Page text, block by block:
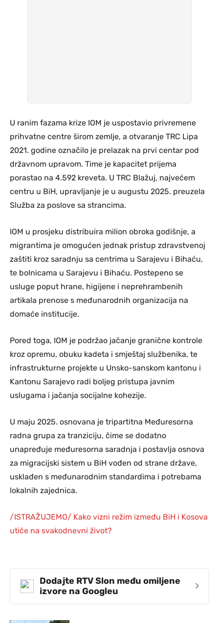
U ranim fazama krize IOM je uspostavio privremene
prihvatne centre širom zemlje, a otvaranje TRC Lipa
2021. godine označilo je prelazak na prvi centar pod
državnom upravom. Time je kapacitet prijema
porastao na 4.592 kreveta. U TRC Blažuj, najvećem
centru u BiH, upravljanje je u augustu 2025. preuzela
Služba za poslove sa strancima.
IOM u prosjeku distribuira milion obroka godišnje, a
migrantima je omogućen jednak pristup zdravstvenoj
zaštiti kroz saradnju sa centrima u Sarajevu i Bihaću,
te bolnicama u Sarajevu i Bihaću. Postepeno se
usluge poput hrane, higijene i neprehrambenih
artikala prenose s međunarodnih organizacija na
domaće institucije.
Pored toga, IOM je podržao jačanje granične kontrole
kroz opremu, obuku kadeta i smještaj službenika, te
infrastrukturne projekte u Unsko-sanskom kantonu i
Kantonu Sarajevo radi boljeg pristupa javnim
uslugama i jačanja socijalne kohezije.
U maju 2025. osnovana je tripartitna Međuresorna
radna grupa za tranziciju, čime se dodatno
unapređuje međuresorna saradnja i postavlja osnova
za migracijski sistem u BiH vođen od strane države,
usklađen s međunarodnim standardima i potrebama
lokalnih zajednica.
/ISTRAŽUJEMO/ Kako vizni režim između BiH i Kosova
utiče na svakodnevni život?
Dodajte RTV Slon među omiljene
izvore na Googleu
›